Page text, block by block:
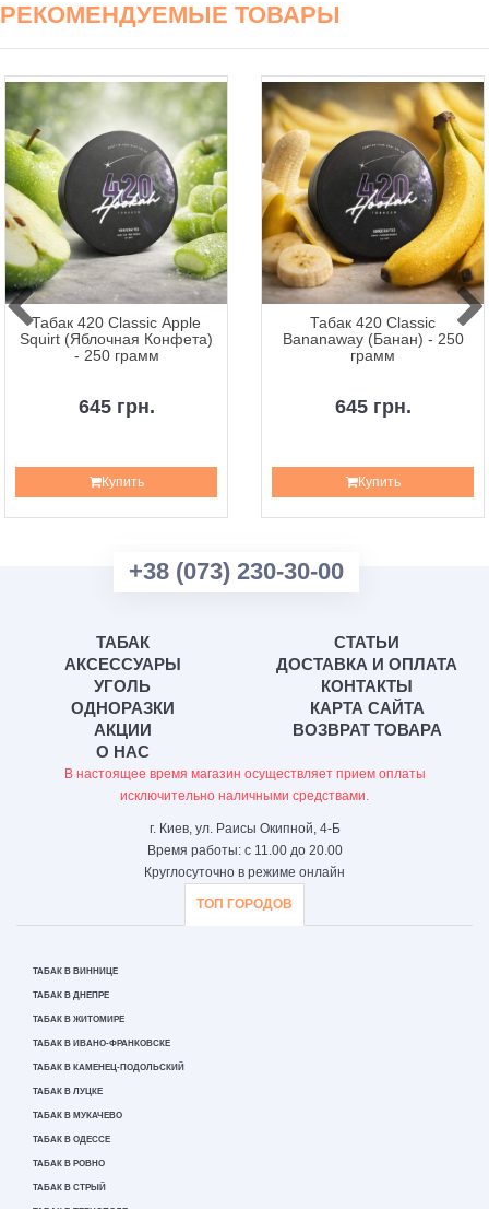
РЕКОМЕНДУЕМЫЕ ТОВАРЫ
Табак 420 Classic Apple
Squirt (Яблочная Конфета)
- 250 грамм
645 грн.
Купить
Табак 420 Classic
Bananaway (Банан) - 250
грамм
645 грн.
Купить
+38 (073) 230-30-00
ТАБАК
АКСЕССУАРЫ
УГОЛЬ
ОДНОРАЗКИ
АКЦИИ
О НАС
СТАТЬИ
ДОСТАВКА И ОПЛАТА
КОНТАКТЫ
КАРТА САЙТА
ВОЗВРАТ ТОВАРА
В настоящее время магазин осуществляет прием оплаты
исключительно наличными средствами.
г. Киев, ул. Раисы Окипной, 4-Б
Время работы: с 11.00 до 20.00
Круглосуточно в режиме онлайн
ТОП ГОРОДОВ
ТАБАК В ВИННИЦЕ
ТАБАК В ДНЕПРЕ
ТАБАК В ЖИТОМИРЕ
ТАБАК В ИВАНО-ФРАНКОВСКЕ
ТАБАК В КАМЕНЕЦ-ПОДОЛЬСКИЙ
ТАБАК В ЛУЦКЕ
ТАБАК В МУКАЧЕВО
ТАБАК В ОДЕССЕ
ТАБАК В РОВНО
ТАБАК В СТРЫЙ